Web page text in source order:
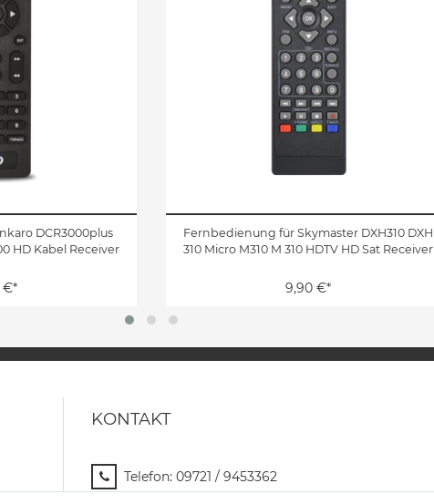
DCR3000plus
HD Kabel Receiver
€*
Fernbedienung für Skymaster DXH310 DXH
310 Micro M310 M 310 HDTV HD Sat Receiver
9,90 €*
KONTAKT
Telefon: 09721 / 9453362